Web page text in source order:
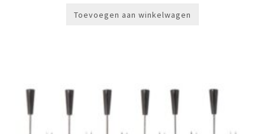
Toevoegen aan winkelwagen